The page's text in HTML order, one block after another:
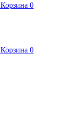
Корзина 0
Корзина 0